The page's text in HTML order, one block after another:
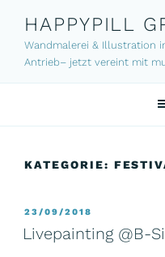
Inhalt
springen
HAPPYPILL
Wandmalerei & Illustration
Antrieb– jetzt vereint mit
KATEGORIE:
VERÖFFENTLICHT
AM
23/09/2018
Livepainting @B-